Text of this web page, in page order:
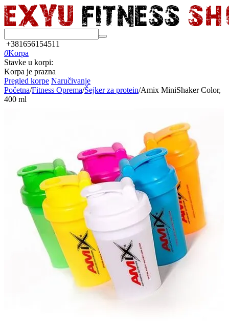
+381656154511
0Korpa
Stavke u korpi:
Korpa je prazna
Pregled korpe Naručivanje
Početna/Fitness Oprema/Šejker za protein/Amix MiniShaker Color,
400 ml